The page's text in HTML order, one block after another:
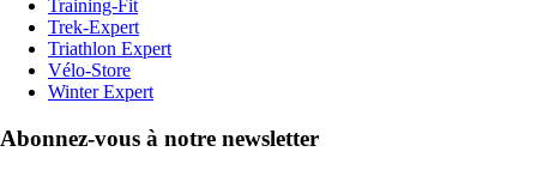
Training-Fit
Trek-Expert
Triathlon Expert
Vélo-Store
Winter Expert
Abonnez-vous à notre newsletter